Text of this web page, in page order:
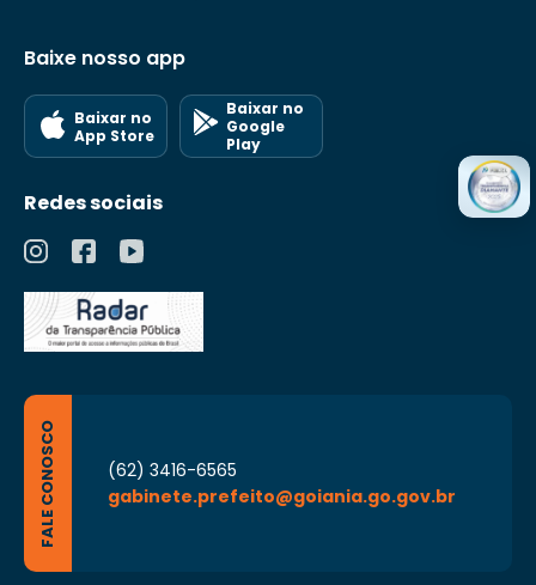
Baixe nosso app
Baixar no
App Store
Baixar no
Google
Play
Redes sociais
FALE CONOSCO
(62) 3416-6565
gabinete.prefeito@goiania.go.gov.br